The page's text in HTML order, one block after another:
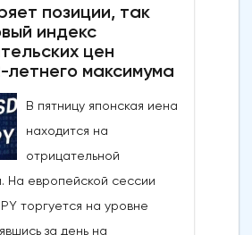
скорее всего, является
тренда, а не новым бычьим
уровни, на которые
США откроет путь к
откату к 4 333-4 309
и, возможно, к 4 267-4 243
в то время как явный
4 500 долларов США сведет
позиции, так
индекс
цен
летнего максимума
В пятницу японская иена
находится на
отрицательной
На европейской сессии
торгуется на уровне
за день на